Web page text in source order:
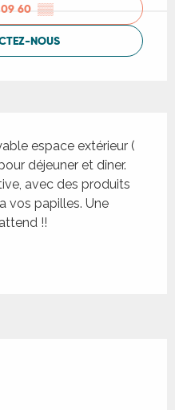
60 ▒▒
NOUS
espace extérieur (
déjeuner et dîner.
avec des produits
vos papilles. Une
!!